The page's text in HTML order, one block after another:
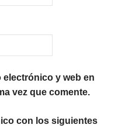
electrónico y web en
vez que comente.
con los siguientes